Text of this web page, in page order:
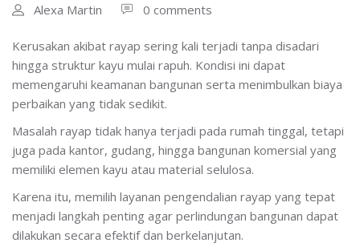
Alexa Martin 0 comments
Kerusakan akibat rayap sering kali terjadi tanpa disadari
hingga struktur kayu mulai rapuh. Kondisi ini dapat
memengaruhi keamanan bangunan serta menimbulkan biaya
perbaikan yang tidak sedikit.
Masalah rayap tidak hanya terjadi pada rumah tinggal, tetapi
juga pada kantor, gudang, hingga bangunan komersial yang
memiliki elemen kayu atau material selulosa.
Karena itu, memilih layanan pengendalian rayap yang tepat
menjadi langkah penting agar perlindungan bangunan dapat
dilakukan secara efektif dan berkelanjutan.